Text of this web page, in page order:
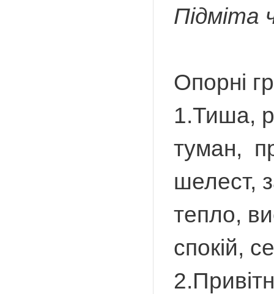
Підміта
Опорні
1.Тиша,
туман,
шелест,
тепло,
спокій,